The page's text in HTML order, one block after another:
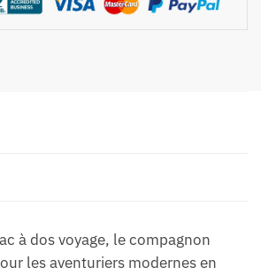
à dos voyage, le compagnon
les aventuriers modernes en